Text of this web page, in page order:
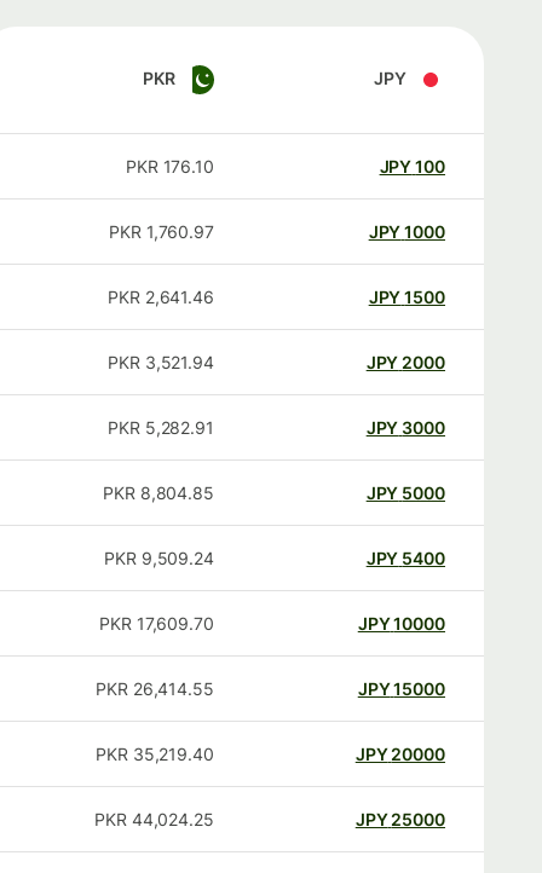
JPY
PKR
100
JPY
176.10
PKR
1000
JPY
1,760.97
PKR
1500
JPY
2,641.46
PKR
2000
JPY
3,521.94
PKR
3000
JPY
5,282.91
PKR
5000
JPY
8,804.85
PKR
5400
JPY
9,509.24
PKR
10000
JPY
17,609.70
PKR
15000
JPY
26,414.55
PKR
20000
JPY
35,219.40
PKR
25000
JPY
44,024.25
PKR